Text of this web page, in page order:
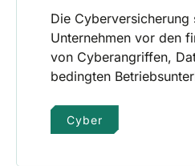
Die Cyberversicherung
Unternehmen vor den
von Cyberangriffen,
bedingten
Cyber